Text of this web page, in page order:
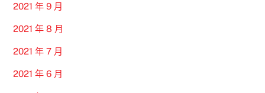
2021 年 9 月
2021 年 8 月
2021 年 7 月
2021 年 6 月